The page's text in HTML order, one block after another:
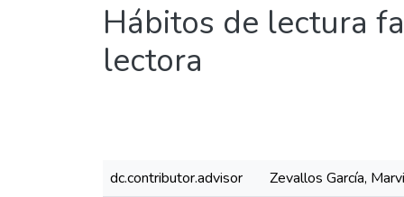
Hábitos de lectura
lectora
dc.contributor.advisor
Zevallos García,